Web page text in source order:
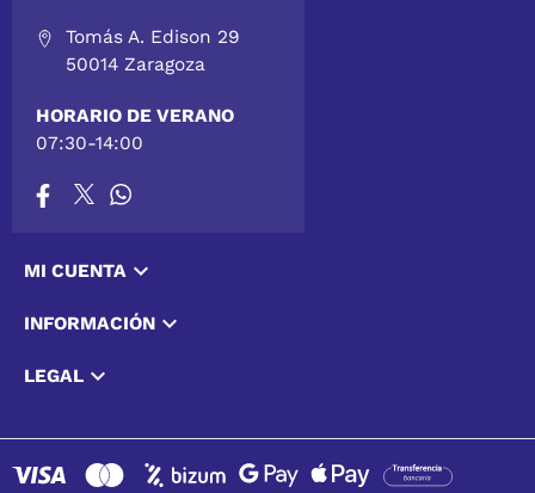
Tomás A. Edison 29
50014 Zaragoza
HORARIO DE VERANO
07:30-14:00
MI CUENTA 
INFORMACIÓN 
LEGAL 